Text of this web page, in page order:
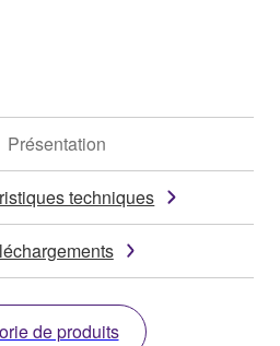
Présentation
techniques
de produits